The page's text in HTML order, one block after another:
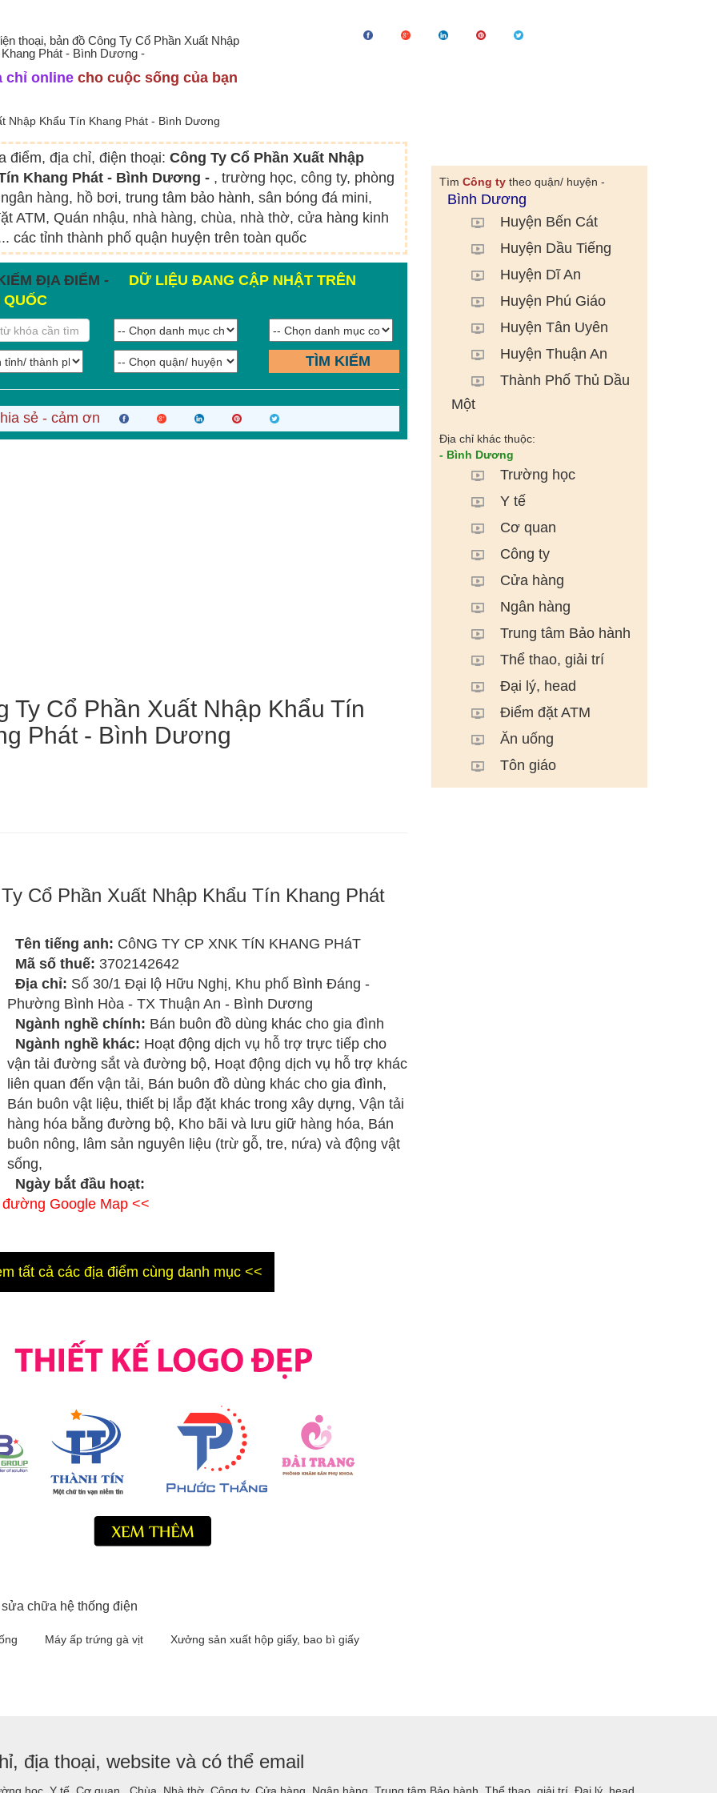
thoại, bản đồ Công Ty Cổ Phần Xuất Nhập
Phát - Bình Dương -
chỉ online cho cuộc sống của bạn
Nhập Khẩu Tín Khang Phát - Bình Dương
điểm, địa chỉ, điện thoại: Công Ty Cổ Phần Xuất Nhập
Khang Phát - Bình Dương - , trường học, công ty, phòng
hàng, hồ bơi, trung tâm bảo hành, sân bóng đá mini,
ATM, Quán nhậu, nhà hàng, chùa, nhà thờ, cửa hàng kinh
các tỉnh thành phố quận huyện trên toàn quốc
ĐỊA ĐIỂM -
DỮ LIỆU ĐANG CẬP NHẬT TRÊN
QUỐC
TÌM KIẾM
sẻ - cảm ơn
Ty Cổ Phần Xuất Nhập Khẩu Tín
Phát - Bình Dương
Cổ Phần Xuất Nhập Khẩu Tín Khang Phát
Tên tiếng anh: CôNG TY CP XNK TíN KHANG PHáT
Mã số thuế: 3702142642
Địa chỉ: Số 30/1 Đại lộ Hữu Nghị, Khu phố Bình Đáng -
Phường Bình Hòa - TX Thuận An - Bình Dương
Ngành nghề chính: Bán buôn đồ dùng khác cho gia đình
Ngành nghề khác: Hoạt động dịch vụ hỗ trợ trực tiếp cho
vận tải đường sắt và đường bộ, Hoạt động dịch vụ hỗ trợ khác
liên quan đến vận tải, Bán buôn đồ dùng khác cho gia đình,
Bán buôn vật liệu, thiết bị lắp đặt khác trong xây dựng, Vận tải
hàng hóa bằng đường bộ, Kho bãi và lưu giữ hàng hóa, Bán
buôn nông, lâm sản nguyên liệu (trừ gỗ, tre, nứa) và động vật
sống,
Ngày bắt đầu hoạt:
Google Map <<
tất cả các địa điểm cùng danh mục <<
sửa chữa hệ thống điện
Máy ấp trứng gà vịt Xưởng sản xuất hộp giấy, bao bì giấy
Tìm Công tytheo quận/ huyện -
Bình Dương
Huyện Bến Cát
Huyện Dầu Tiếng
Huyện Dĩ An
Huyện Phú Giáo
Huyện Tân Uyên
Huyện Thuận An
Thành Phố Thủ Dầu
Một
Địa chỉ khác thuộc:
- Bình Dương
Trường học
Y tế
Cơ quan
Công ty
Cửa hàng
Ngân hàng
Trung tâm Bảo hành
Thể thao, giải trí
Đại lý, head
Điểm đặt ATM
Ăn uống
Tôn giáo
địa thoại, website và có thể email